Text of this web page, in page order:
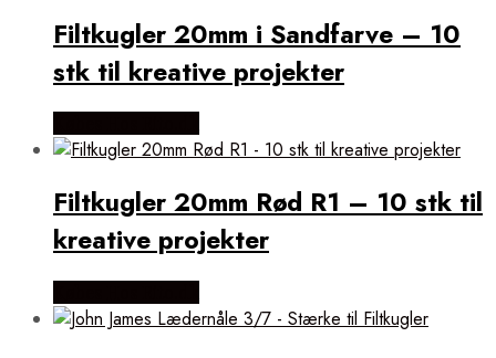
Filtkugler 20mm i Sandfarve – 10
stk til kreative projekter
Filtkugler 20mm Rød R1 – 10 stk til
kreative projekter